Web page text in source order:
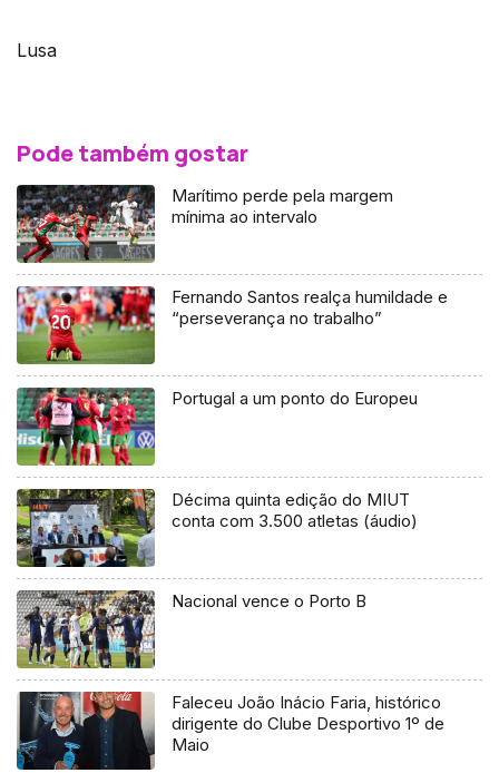
Lusa
Pode também gostar
Marítimo perde pela margem
mínima ao intervalo
Fernando Santos realça humildade e
“perseverança no trabalho”
Portugal a um ponto do Europeu
Décima quinta edição do MIUT
conta com 3.500 atletas (áudio)
Nacional vence o Porto B
Faleceu João Inácio Faria, histórico
dirigente do Clube Desportivo 1º de
Maio